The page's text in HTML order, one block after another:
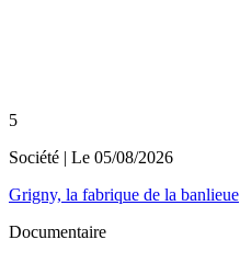
5
Société | Le 05/08/2026
Grigny, la fabrique de la banlieue
Documentaire